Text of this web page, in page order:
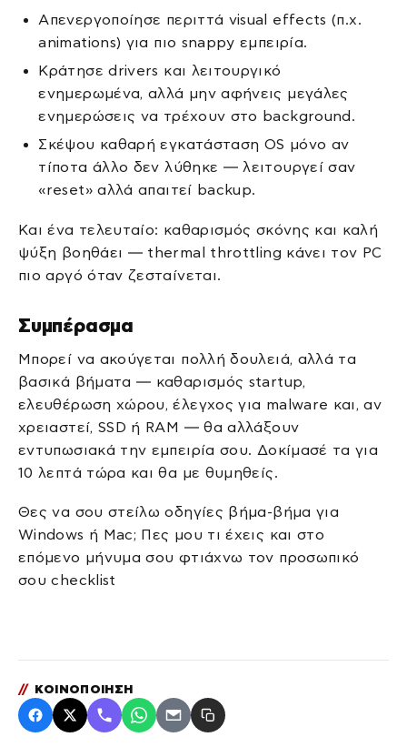
Απενεργοποίησε περιττά visual effects (π.χ.
animations) για πιο snappy εμπειρία.
Κράτησε drivers και λειτουργικό
ενημερωμένα, αλλά μην αφήνεις μεγάλες
ενημερώσεις να τρέχουν στο background.
Σκέψου καθαρή εγκατάσταση OS μόνο αν
τίποτα άλλο δεν λύθηκε — λειτουργεί σαν
«reset» αλλά απαιτεί backup.
Και ένα τελευταίο: καθαρισμός σκόνης και καλή
ψύξη βοηθάει — thermal throttling κάνει τον PC
πιο αργό όταν ζεσταίνεται.
Συμπέρασμα
Μπορεί να ακούγεται πολλή δουλειά, αλλά τα
βασικά βήματα — καθαρισμός startup,
ελευθέρωση χώρου, έλεγχος για malware και, αν
χρειαστεί, SSD ή RAM — θα αλλάξουν
εντυπωσιακά την εμπειρία σου. Δοκίμασέ τα για
10 λεπτά τώρα και θα με θυμηθείς.
Θες να σου στείλω οδηγίες βήμα-βήμα για
Windows ή Mac; Πες μου τι έχεις και στο
επόμενο μήνυμα σου φτιάχνω τον προσωπικό
σου checklist
// ΚΟΙΝΟΠΟΙΗΣΗ